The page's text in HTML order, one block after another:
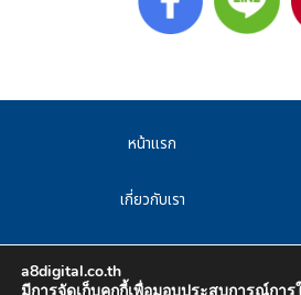
หน้าแรก
เกี่ยวกับเรา
a8digital.co.th